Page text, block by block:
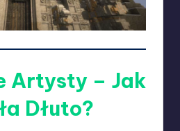
Artysty – Jak
Dłuto?